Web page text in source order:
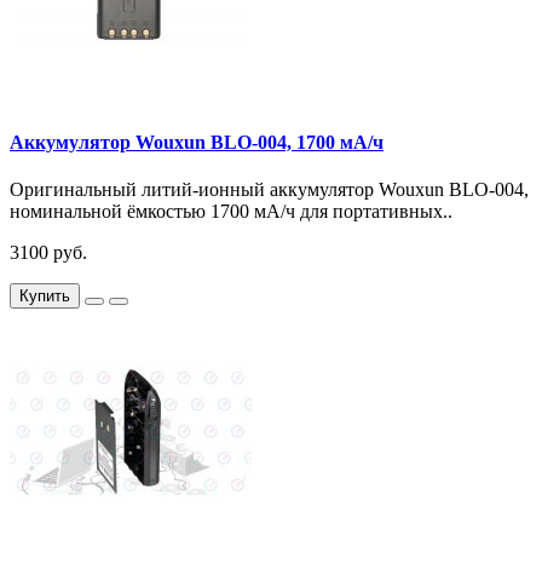
Аккумулятор Wouxun BLO-004, 1700 мА/ч
Оригинальный литий-ионный аккумулятор Wouxun BLO-004,
номинальной ёмкостью 1700 мА/ч для портативных..
3100 руб.
Купить